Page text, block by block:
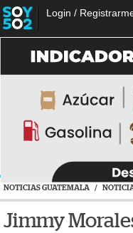
Login /
NOTICIAS GUATEMALA /
Jimmy